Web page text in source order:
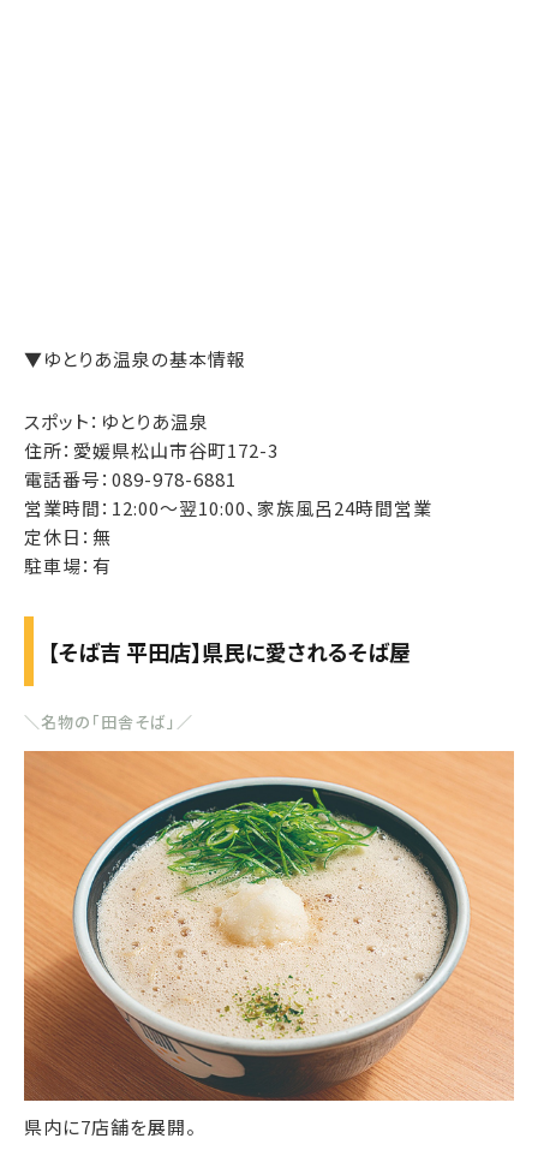
▼ゆとりあ温泉の基本情報
スポット：ゆとりあ温泉
住所：愛媛県松山市谷町172-3
電話番号：089-978-6881
営業時間：12:00～翌10:00、家族風呂24時間営業
定休日：無
駐車場：有
【そば吉 平田店】県民に愛されるそば屋
＼名物の「田舎そば」／
県内に7店舗を展開。